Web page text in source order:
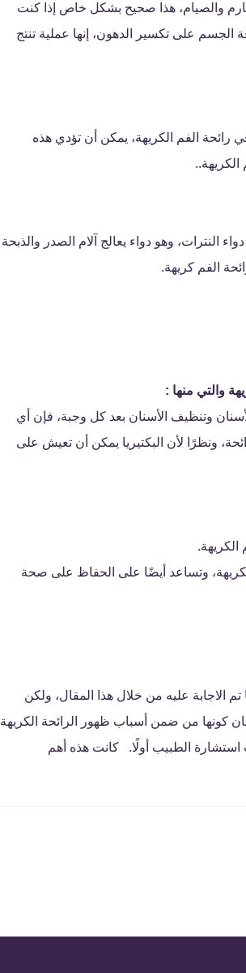
والصيام، هذا صحيح بشكل خاص إذا كنت
الجسم على تكسير الدهون، إنها عملية تنتج
الفم الكريهة، يمكن أن تؤدي هذه
الكريهة..
النترات، وهو دواء يعالج آلام الصدر والذبحة
الفم كريهة.
والتي منها :
وتنظيف الأسنان بعد كل وجبة، فإن أي
ونظرًا لأن البكتيريا يمكن أن تعيش على
الكريهة.
وتساعد أيضًا على الحفاظ على صحة
عليه من خلال هذا المقال، ولكن
كونها من ضمن أسباب ظهور الرائحة الكريهة
الطبيب أولًا. كانت هذه أهم